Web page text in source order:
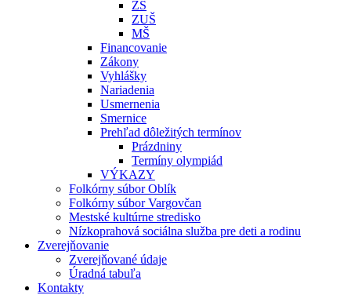
ZŠ
ZUŠ
MŠ
Financovanie
Zákony
Vyhlášky
Nariadenia
Usmernenia
Smernice
Prehľad dôležitých termínov
Prázdniny
Termíny olympiád
VÝKAZY
Folkórny súbor Oblík
Folkórny súbor Vargovčan
Mestské kultúrne stredisko
Nízkoprahová sociálna služba pre deti a rodinu
Zverejňovanie
Zverejňované údaje
Úradná tabuľa
Kontakty